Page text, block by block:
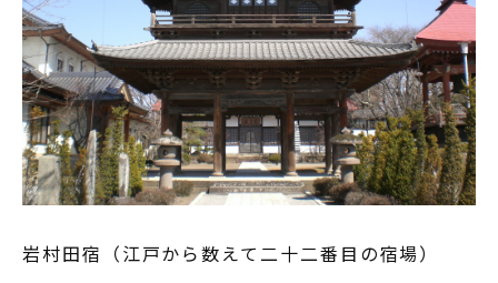
岩村田宿（江戸から数えて二十二番目の宿場）